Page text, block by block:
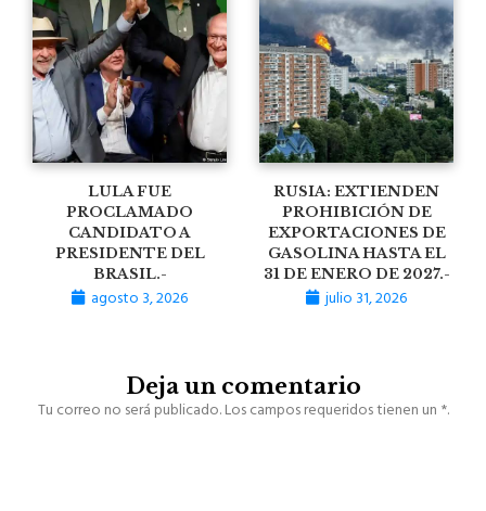
LULA FUE
PROCLAMADO
CANDIDATO A
PRESIDENTE DEL
BRASIL.-
agosto 3, 2026
RUSIA: EXTIENDEN
PROHIBICIÓN DE
EXPORTACIONES DE
GASOLINA HASTA EL
31 DE ENERO DE 2027.-
julio 31, 2026
Deja un comentario
Tu correo no será publicado. Los campos requeridos tienen un *.